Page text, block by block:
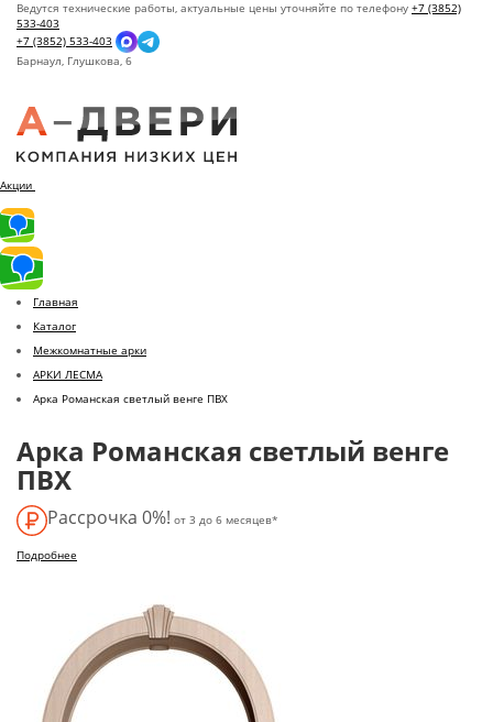
Ведутся технические работы, актуальные цены уточняйте по телефону +7 (3852)
533-403
+7 (3852) 533-403
Барнаул, Глушкова, 6
Акции
Главная
Каталог
Межкомнатные арки
АРКИ ЛЕСМА
Арка Романская светлый венге ПВХ
Арка Романская светлый венге
ПВХ
Рассрочка 0%! от 3 до 6 месяцев*
Подробнее